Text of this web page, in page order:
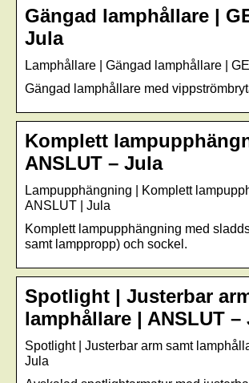
Gängad lamphållare |
Jula
Lamphållare | Gängad lamphållare |
Gängad lamphållare med
Komplett
ANSLUT – Jula
Lampupphängning | Komplett
ANSLUT | Jula
Komplett lampupphängning med
samt lamppropp) och sockel.
Spotlight | Justerbar
lamphållare | ANSLUT –
Spotlight | Justerbar arm samt
Jula